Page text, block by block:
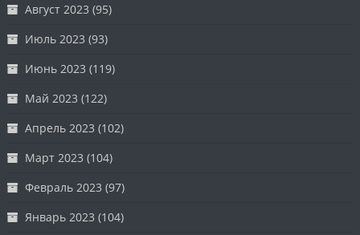
Август 2023 (95)
Июль 2023 (93)
Июнь 2023 (119)
Май 2023 (122)
Апрель 2023 (102)
Март 2023 (104)
Февраль 2023 (97)
Январь 2023 (104)